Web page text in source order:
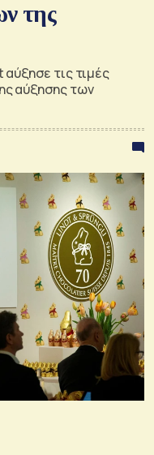
της
τις τιμές
αύξησης των